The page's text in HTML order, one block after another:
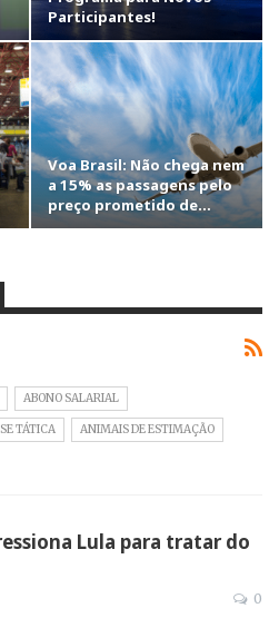
Participantes!
Voa Brasil: Não chega nem
a 15% as passagens pelo
preço prometido de…
ABONO SALARIAL
TÁTICA ANIMAIS DE ESTIMAÇÃO
Lula para tratar do
0